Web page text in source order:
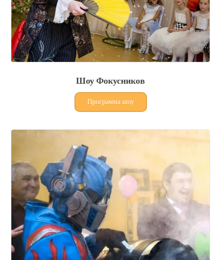
Шоу Фокусников
Программа шоу